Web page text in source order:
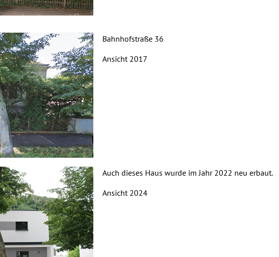
Bahnhofstraße 36
Ansicht 2017
Auch dieses Haus wurde im Jahr 2022 neu erbaut.
Ansicht 2024